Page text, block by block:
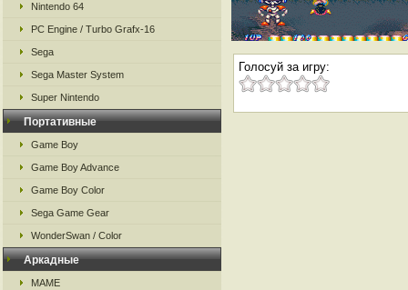
Nintendo 64
PC Engine / Turbo Grafx-16
Sega
Sega Master System
Super Nintendo
Портативные
Game Boy
Game Boy Advance
Game Boy Color
Sega Game Gear
WonderSwan / Color
Аркадные
MAME
Голосуй за игру: